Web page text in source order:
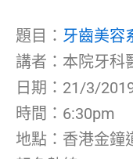
題目： 牙齒美容
講者：本院牙科
日期：21/3/
時間：6:30pm
地點：香港金鐘